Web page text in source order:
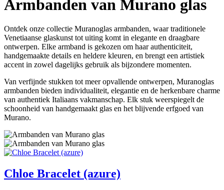
Armbanden van Murano glas
Ontdek onze collectie Muranoglas armbanden, waar traditionele
Venetiaanse glaskunst tot uiting komt in elegante en draagbare
ontwerpen. Elke armband is gekozen om haar authenticiteit,
handgemaakte details en heldere kleuren, en brengt een artistiek
accent in zowel dagelijks gebruik als bijzondere momenten.
Van verfijnde stukken tot meer opvallende ontwerpen, Muranoglas
armbanden bieden individualiteit, elegantie en de herkenbare charme
van authentiek Italiaans vakmanschap. Elk stuk weerspiegelt de
schoonheid van handgemaakt glas en het blijvende erfgoed van
Murano.
Chloe Bracelet (azure)